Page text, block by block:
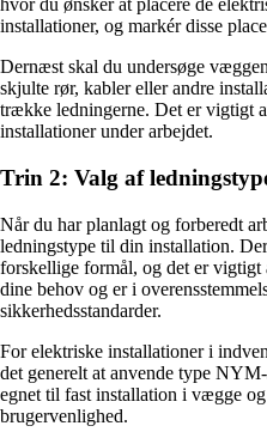
hvor du ønsker at placere de
installationer, og markér disse
Dernæst skal du undersøge
skjulte rør, kabler eller andre
trække ledningerne. Det er vigtigt
installationer under arbejdet.
Trin 2: Valg af
Når du har planlagt og forberedt
ledningstype til din installation.
forskellige formål, og det er
dine behov og er i
sikkerhedsstandarder.
For elektriske installationer i
det generelt at anvende type
egnet til fast installation i vægge
brugervenlighed.